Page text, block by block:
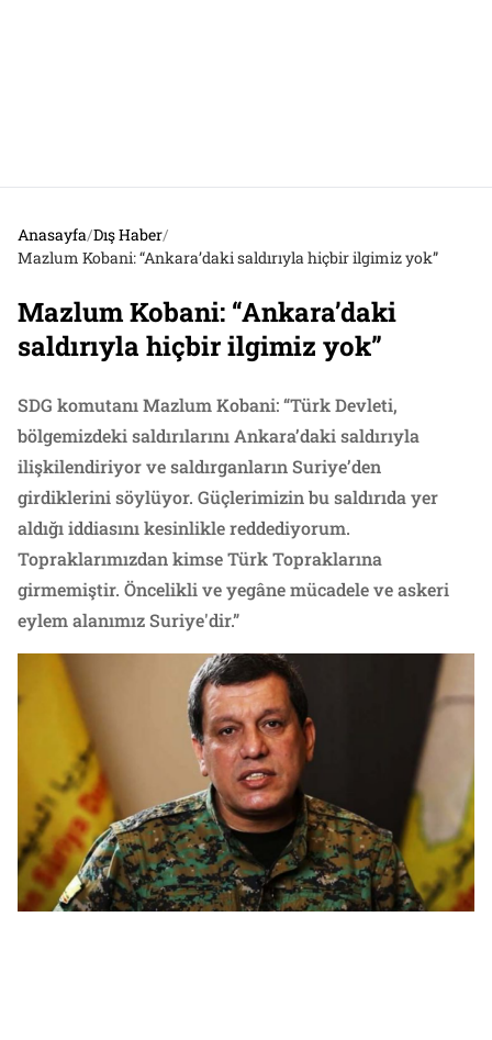
Anasayfa/Dış Haber/
Mazlum Kobani: “Ankara’daki saldırıyla hiçbir ilgimiz yok”
Mazlum Kobani: “Ankara’daki
saldırıyla hiçbir ilgimiz yok”
SDG komutanı Mazlum Kobani: “Türk Devleti,
bölgemizdeki saldırılarını Ankara’daki saldırıyla
ilişkilendiriyor ve saldırganların Suriye’den
girdiklerini söylüyor. Güçlerimizin bu saldırıda yer
aldığı iddiasını kesinlikle reddediyorum.
Topraklarımızdan kimse Türk Topraklarına
girmemiştir. Öncelikli ve yegâne mücadele ve askeri
eylem alanımız Suriye'dir.”